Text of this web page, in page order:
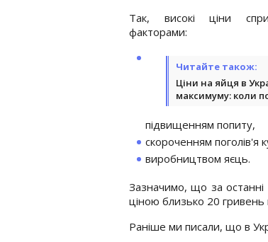
Так, високі ціни
факторами:
Читайте також:
Ціни на яйця в
максимуму: коли
підвищенням попиту,
скороченням поголів'я
виробництвом яєць.
Зазначимо, що за останні
ціною близько 20 гривень
Раніше ми писали, що в